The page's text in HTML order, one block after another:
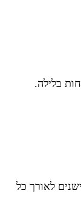
בלילה.
עד גיל 4 חודשים, ישנים לאורך כל